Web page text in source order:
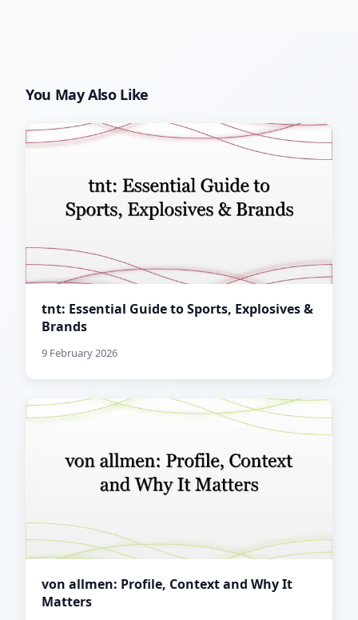
You May Also Like
tnt: Essential Guide to Sports, Explosives &
Brands
9 February 2026
von allmen: Profile, Context and Why It
Matters